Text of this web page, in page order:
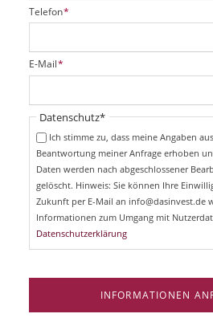
P
f
i
c
t
f
Telefon*
P
f
i
E-Mail*
Pflichtfeld
Datenschutz*
Ich stimme zu, dass meine Angaben
Beantwortung meiner Anfrage erhoben
Daten werden nach abgeschlossener
gelöscht. Hinweis: Sie können Ihre
Zukunft per E-Mail an info@dasinvest.de
Informationen zum Umgang mit
Datenschutzerklärung
INFORMATIONEN